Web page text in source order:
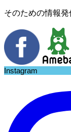
そのための情報発
Instagram